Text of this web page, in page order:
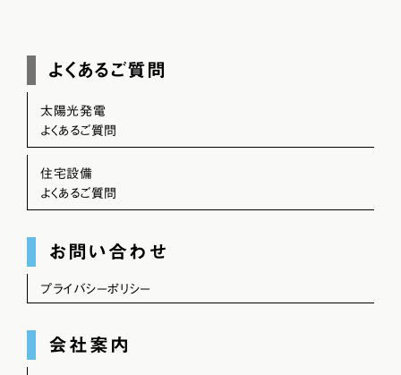
よくあるご質問
太陽光発電
よくあるご質問
住宅設備
よくあるご質問
お問い合わせ
プライバシーポリシー
会社案内